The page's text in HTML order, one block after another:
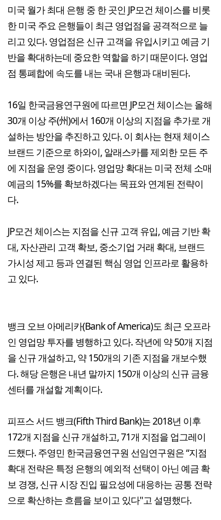
미국 월가 최대 은행 중 한 곳인 JP모건 체이스를 비롯
한 미국 주요 은행들이 최근 영업점을 공격적으로 늘
리고 있다. 영업점은 신규 고객을 유입시키고 예금 기
반을 확대하는데 중요한 역할을 하기 때문이다. 영업
점 통폐합에 속도를 내는 국내 은행과 대비된다.
16일 한국금융연구원에 따르면 JP모건 체이스는 올해
30개 이상 주(州)에서 160개 이상의 지점을 추가로 개
설하는 방안을 추진하고 있다. 이 회사는 현재 체이스
브랜드 기준으로 하와이, 알래스카를 제외한 모든 주
에 지점을 운영 중이다. 영업망 확대는 미국 전체 소매
예금의 15%를 확보하겠다는 목표와 연계된 전략이
다.
JP모건 체이스는 지점을 신규 고객 유입, 예금 기반 확
대, 자산관리 고객 확보, 중소기업 거래 확대, 브랜드
가시성 제고 등과 연결된 핵심 영업 인프라로 활용하
고 있다.
뱅크 오브 아메리카(Bank of America)도 최근 오프라
인 영업망 투자를 병행하고 있다. 작년에 약 50개 지점
을 신규 개설하고, 약 150개의 기존 지점을 개보수했
다. 해당 은행은 내년 말까지 150개 이상의 신규 금융
센터를 개설할 계획이다.
피프스 서드 뱅크(Fifth Third Bank)는 2018년 이후
172개 지점을 신규 개설하고, 71개 지점을 업그레이
드했다. 주영민 한국금융연구원 선임연구원은 “지점
확대 전략은 특정 은행의 예외적 선택이 아닌 예금 확
보 경쟁, 신규 시장 진입 필요성에 대응하는 공통 전략
으로 확산하는 흐름을 보이고 있다"고 설명했다.